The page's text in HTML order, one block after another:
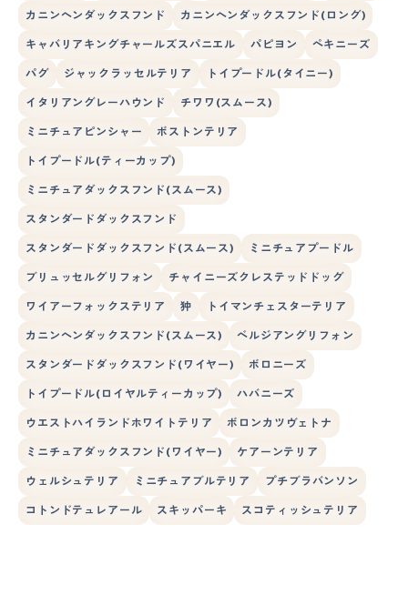
カニンヘンダックスフンド カニンヘンダックスフンド(ロング)
キャバリアキングチャールズスパニエル パピヨン ペキニーズ
パグ ジャックラッセルテリア トイプードル(タイニー)
イタリアングレーハウンド チワワ(スムース)
ミニチュアピンシャー ボストンテリア
トイプードル(ティーカップ)
ミニチュアダックスフンド(スムース)
スタンダードダックスフンド
スタンダードダックスフンド(スムース) ミニチュアプードル
ブリュッセルグリフォン チャイニーズクレステッドドッグ
ワイアーフォックステリア 狆 トイマンチェスターテリア
カニンヘンダックスフンド(スムース) ベルジアングリフォン
スタンダードダックスフンド(ワイヤー) ボロニーズ
トイプードル(ロイヤルティーカップ) ハバニーズ
ウエストハイランドホワイトテリア ボロンカツヴェトナ
ミニチュアダックスフンド(ワイヤー) ケアーンテリア
ウェルシュテリア ミニチュアブルテリア プチブラバンソン
コトンドテュレアール スキッパーキ スコティッシュテリア